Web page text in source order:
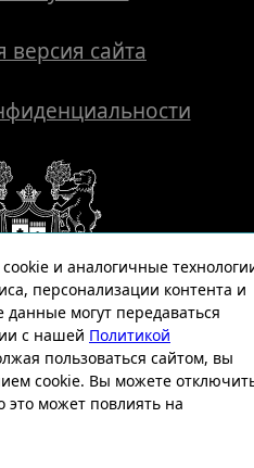
версия сайта
БАНИ
впандаворкс
и аналогичные
персонализации контента и
могут передаваться
с нашей Политикой
пользоваться сайтом, вы
cookie. Вы можете
это может повлиять на